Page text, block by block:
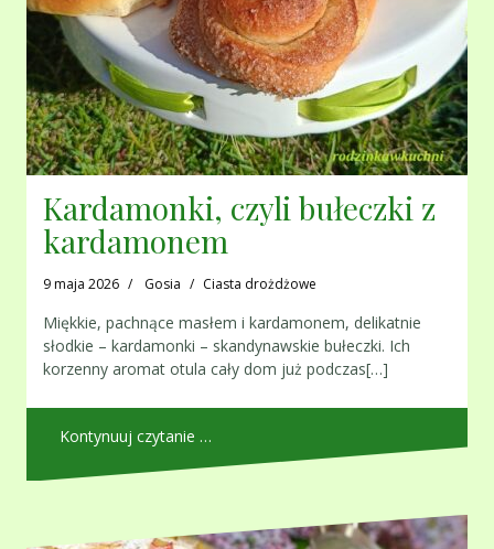
Kardamonki, czyli bułeczki z
kardamonem
9 maja 2026 Gosia Ciasta drożdżowe
Miękkie, pachnące masłem i kardamonem, delikatnie
słodkie – kardamonki – skandynawskie bułeczki. Ich
korzenny aromat otula cały dom już podczas[…]
Kontynuuj czytanie …